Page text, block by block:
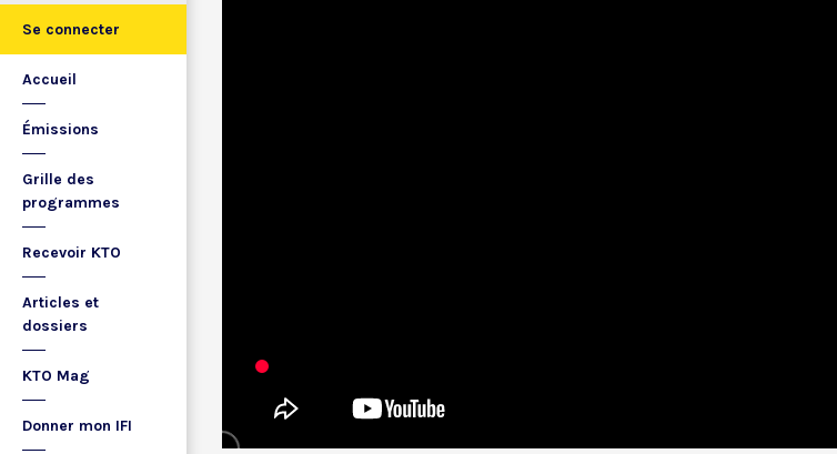
Se connecter
Accueil
Émissions
Grille des
programmes
Recevoir KTO
Articles et
dossiers
KTO Mag
Donner mon IFI